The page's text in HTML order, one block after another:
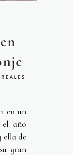
en un
el año
ella de
gran